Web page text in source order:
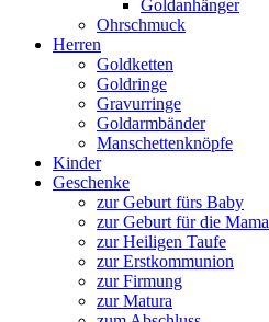
Goldanhänger
Ohrschmuck
Herren
Goldketten
Goldringe
Gravurringe
Goldarmbänder
Manschettenknöpfe
Kinder
Geschenke
zur Geburt fürs Baby
zur Geburt für die Mama
zur Heiligen Taufe
zur Erstkommunion
zur Firmung
zur Matura